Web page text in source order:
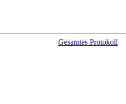
Gesamtes Protokoll